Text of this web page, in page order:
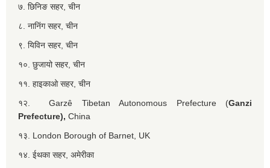
७. छिनिङ सहर, चीन
८. नानिंग सहर, चीन
९. यिविन सहर, चीन
१०. छुजायो सहर, चीन
११. हाइकाओ सहर, चीन
१२. Garzê Tibetan Autonomous Prefecture (Ganzi
Prefecture), China
१३. London Borough of Barnet, UK
१४. ईथका सहर, अमेरीका